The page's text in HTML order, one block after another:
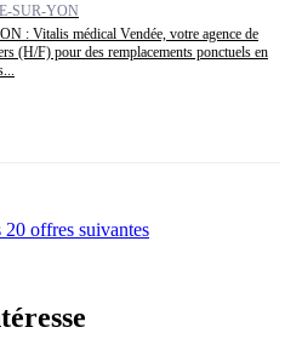
SUR-YON
: Vitalis médical Vendée, votre agence de
(H/F) pour des remplacements ponctuels en
offres suivantes